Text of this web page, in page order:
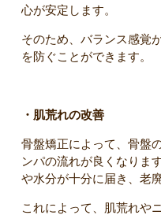
心が安定します。
そのため、バランス感覚
を防ぐことができます。
・肌荒れの改善
骨盤矯正によって、骨盤
ンパの流れが良くなりま
や水分が十分に届き、老
これによって、肌荒れや